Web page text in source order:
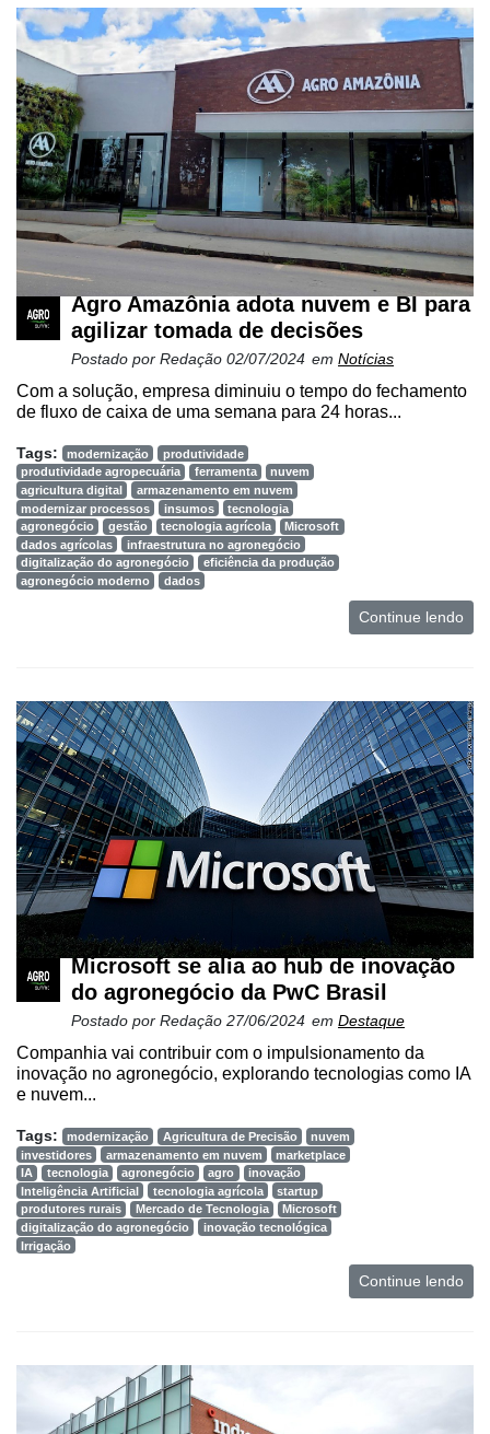
Tecnologia
para
Recursos
Hídricos
Membros
Liberali
Netrin
Néctar
Tecprime
Lean
Way
Manager
ONE
CHB
Agro Amazônia adota nuvem e BI para
agilizar tomada de decisões
Postado por Redação 02/07/2024 em Notícias
Com a solução, empresa diminuiu o tempo do fechamento
de fluxo de caixa de uma semana para 24 horas...
Tags: modernização
produtividade
produtividade agropecuária
ferramenta
nuvem
agricultura digital
armazenamento em nuvem
modernizar processos
insumos
tecnologia
agronegócio
gestão tecnologia agrícola
Microsoft
dados agrícolas
infraestrutura no agronegócio
digitalização do agronegócio
eficiência da produção
agronegócio moderno
dados
Continue lendo
Microsoft se alia ao hub de inovação
do agronegócio da PwC Brasil
Postado por Redação 27/06/2024 em Destaque
Companhia vai contribuir com o impulsionamento da
inovação no agronegócio, explorando tecnologias como IA
e nuvem...
Tags: modernização Agricultura de Precisão
nuvem
investidores
armazenamento em nuvem
marketplace
IA
tecnologia agronegócio agro
inovação
Inteligência Artificial
tecnologia agrícola
startup
produtores rurais
Mercado de Tecnologia
Microsoft
digitalização do agronegócio
inovação tecnológica
Irrigação
Continue lendo